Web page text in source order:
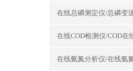
在线COD检测仪/COD在